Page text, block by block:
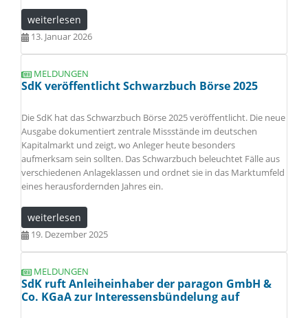
weiterlesen
13. Januar 2026
MELDUNGEN
SdK veröffentlicht Schwarzbuch Börse 2025
Die SdK hat das Schwarzbuch Börse 2025 veröffentlicht. Die neue
Ausgabe dokumentiert zentrale Missstände im deutschen
Kapitalmarkt und zeigt, wo Anleger heute besonders
aufmerksam sein sollten. Das Schwarzbuch beleuchtet Fälle aus
verschiedenen Anlageklassen und ordnet sie in das Marktumfeld
eines herausfordernden Jahres ein.
weiterlesen
19. Dezember 2025
MELDUNGEN
SdK ruft Anleiheinhaber der paragon GmbH &
Co. KGaA zur Interessensbündelung auf